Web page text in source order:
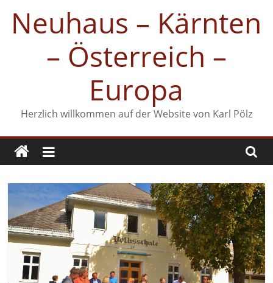
Inhalt
springen
Neuhaus – Kärnten
– Österreich –
Europa
Herzlich willkommen auf der Website von Karl Pölz